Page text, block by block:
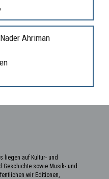
Ahriman
liegen auf Kultur- und
Geschichte sowie Musik- und
wir Editionen,